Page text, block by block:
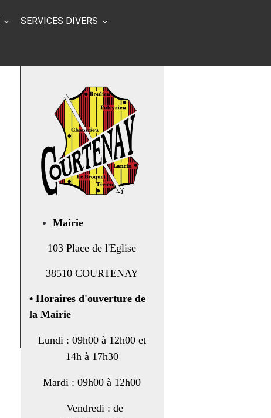
SERVICES DIVERS
Mairie
103 Place de l'Eglise
38510 COURTENAY
• Horaires d'ouverture de
la Mairie
Lundi : 09h00 à 12h00 et
14h à 17h30
Mardi : 09h00 à 12h00
Vendredi : de